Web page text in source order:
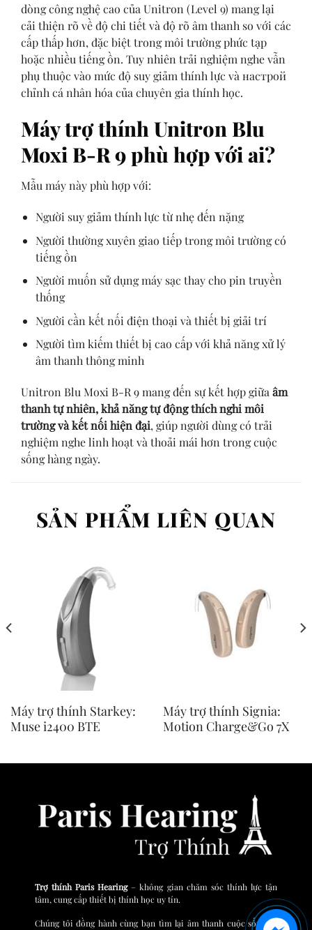
dòng công nghệ cao của Unitron (Level 9) mang lại
cải thiện rõ về độ chi tiết và độ rõ âm thanh so với các
cấp thấp hơn, đặc biệt trong môi trường phức tạp
hoặc nhiều tiếng ồn. Tuy nhiên trải nghiệm nghe vẫn
phụ thuộc vào mức độ suy giảm thính lực và настрой
chỉnh cá nhân hóa của chuyên gia thính học.
Máy trợ thính Unitron Blu
Moxi B-R 9 phù hợp với ai?
Mẫu máy này phù hợp với:
Người suy giảm thính lực từ nhẹ đến nặng
Người thường xuyên giao tiếp trong môi trường có
tiếng ồn
Người muốn sử dụng máy sạc thay cho pin truyền
thống
Người cần kết nối điện thoại và thiết bị giải trí
Người tìm kiếm thiết bị cao cấp với khả năng xử lý
âm thanh thông minh
Unitron Blu Moxi B-R 9 mang đến sự kết hợp giữa âm
thanh tự nhiên, khả năng tự động thích nghi môi
trường và kết nối hiện đại, giúp người dùng có trải
nghiệm nghe linh hoạt và thoải mái hơn trong cuộc
sống hàng ngày.
SẢN PHẨM LIÊN QUAN
Máy trợ thính Starkey:
Muse i2400 BTE
Máy trợ thính Signia:
Motion Charge&Go 7X
Trợ thính Paris Hearing– không gian chăm sóc thính lực tận
tâm, cung cấp thiết bị thính học uy tín.
Chúng tôi đồng hành cùng bạn tìm lại âm thanh cuộc sống và